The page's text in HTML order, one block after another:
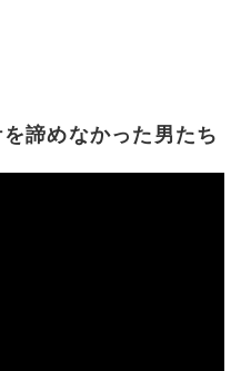
諦めなかった男たち